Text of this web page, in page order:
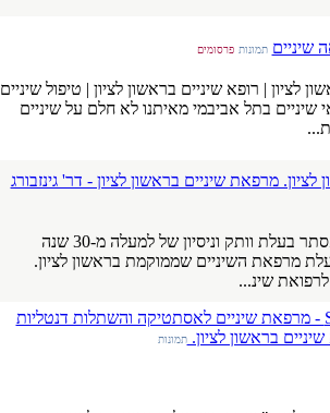
שיניים תמונות פרסומים
לציון | רופא שיניים בראשון לציון | טיפול שיניים
שיניים בתל אביבמי מאיתנו לא חלם על שיניים
לציון. מרפאת שיניים בראשון לציון - דר' גינזבורג
על המרפאה ד"ר אסתר בעלת וותק וניסיון של למעלה מ-30 שנה
מרפאת השיניים שממוקמת בראשון לציון.
שינ...
SAVION CLINIC - מרפאת שיניים לאסתטיקה והשתלות דנטליות
בראשון לציון.תמונות